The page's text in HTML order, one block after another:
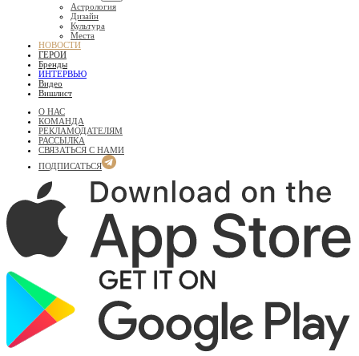
Астрология
Дизайн
Культура
Места
НОВОСТИ
ГЕРОИ
Бренды
ИНТЕРВЬЮ
Видео
Вишлист
О НАС
КОМАНДА
РЕКЛАМОДАТЕЛЯМ
РАССЫЛКА
СВЯЗАТЬСЯ С НАМИ
ПОДПИСАТЬСЯ